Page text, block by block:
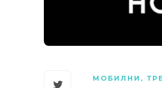
МОБИЛНИ ,